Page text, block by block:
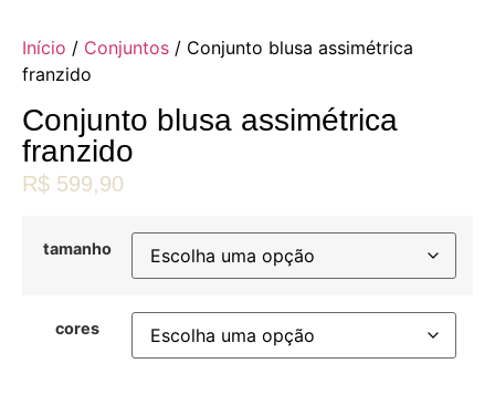
Início / Conjuntos / Conjunto blusa assimétrica
franzido
Conjunto blusa assimétrica
franzido
R$ 599,90
tamanho
cores